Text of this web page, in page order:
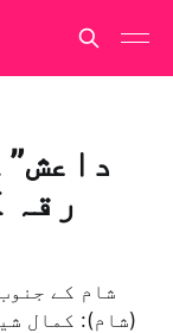
رقہ
شام کے
(شام): كمال